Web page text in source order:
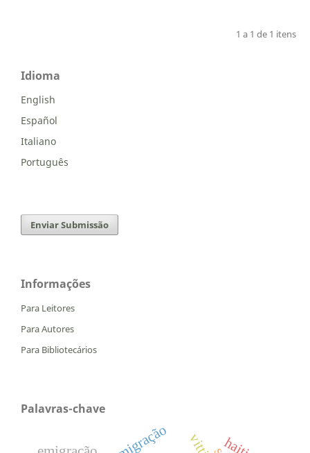
1 a 1 de 1 itens
Idioma
English
Español
Italiano
Português
Enviar Submissão
Informações
Para Leitores
Para Autores
Para Bibliotecários
Palavras-chave
migração